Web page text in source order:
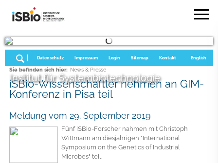
Institut für Systembiotechnologie
English
Kontakt
Sitemap
Login
Impressum
Datenschutz
Sie befinden sich hier: News & Presse
iSBio-Wissenschaftler nehmen an GIM-
Konferenz in Pisa teil
Meldung vom 29. September 2019
Fünf iSBio-Forscher nahmen mit Christoph
Wittmann am diesjährigen "International
Symposium on the Genetics of Industrial
Microbes" teil.